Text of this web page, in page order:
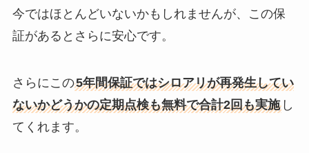
今ではほとんどいないかもしれませんが、この保
証があるとさらに安心です。
さらにこの5年間保証ではシロアリが再発生してい
ないかどうかの定期点検も無料で合計2回も実施し
てくれます。